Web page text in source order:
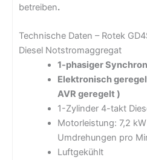
betreiben.
Technische Daten – Rotek
Diesel Notstromaggregat
1-phasiger
Elektronisch
AVR geregelt )
1-Zylinder 4-takt
Motorleistung: 7,2
Umdrehungen pro
Luftgekühlt